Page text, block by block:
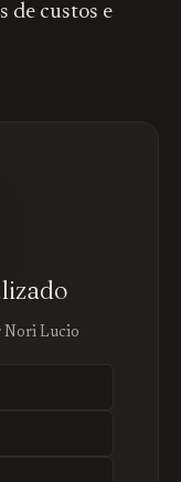
de custos e
Nori Lucio